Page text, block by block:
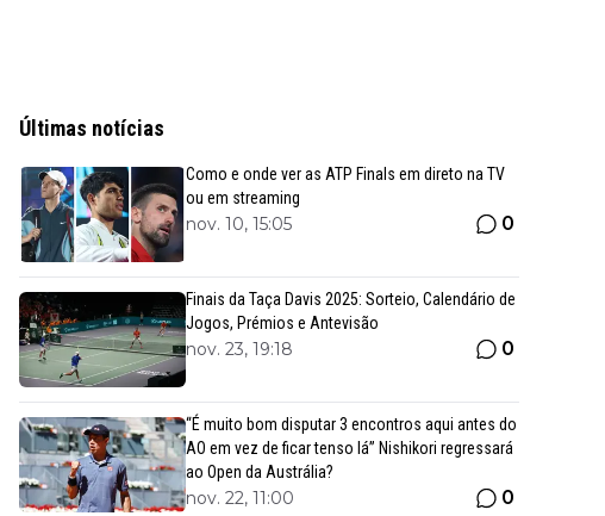
Últimas notícias
Como e onde ver as ATP Finals em direto na TV
ou em streaming
nov. 10, 15:05 0
Finais da Taça Davis 2025: Sorteio, Calendário de
Jogos, Prémios e Antevisão
nov. 23, 19:18 0
“É muito bom disputar 3 encontros aqui antes do
AO em vez de ficar tenso lá” Nishikori regressará
ao Open da Austrália?
nov. 22, 11:00 0